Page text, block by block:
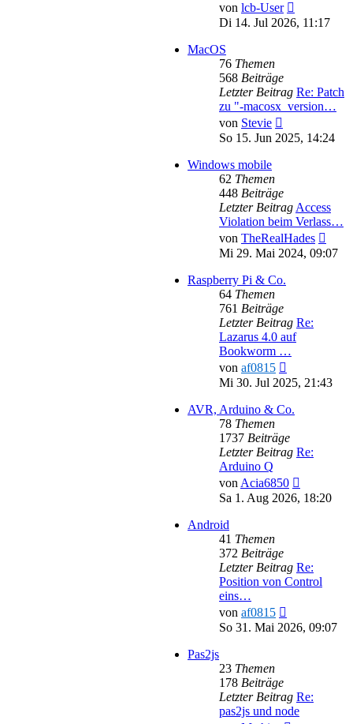
von lcb-User
Beitrag
Di 14. Jul 2026, 11:17
MacOS
76 Themen
568 Beiträge
Letzter Beitrag Re: Patch
zu "-macosx_version…
von Stevie
Beitrag
So 15. Jun 2025, 14:24
Windows mobile
62 Themen
448 Beiträge
Letzter BeitragAccess
Violation beim Verlass…
von TheRealHades
Mi 29. Mai 2024, 09:07
Raspberry Pi & Co.
64 Themen
761 Beiträge
Letzter Beitrag Re:
Lazarus 4.0 auf
Bookworm …
von af0815
Beitrag
Mi 30. Jul 2025, 21:43
AVR, Arduino & Co.
78 Themen
1737 Beiträge
Letzter Beitrag Re:
Arduino Q
vonAcia6850
Beitrag
Sa 1. Aug 2026, 18:20
Android
41 Themen
372 Beiträge
Letzter Beitrag Re:
Position von Control
eins…
von af0815
Beitrag
So 31. Mai 2026, 09:07
Pas2js
23 Themen
178 Beiträge
Letzter Beitrag Re:
pas2js und node